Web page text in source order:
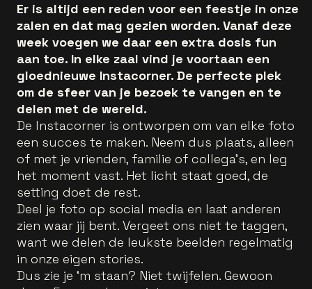
Er is altijd een reden voor een feestje in onze
zalen en dat mag gezien worden. Vanaf deze
week voegen we daar een extra dosis fun
aan toe. In elke zaal vind je voortaan een
gloednieuwe Instacorner. De perfecte plek
om de sfeer van je bezoek te vangen en te
delen met de wereld.
De Instacorner is ontworpen om van elke foto
een succes te maken. Neem dus plaats, alleen
of met je vrienden, familie of collega’s, en leg
het moment vast. Het licht staat goed, de
setting doet de rest.
Deel je foto op social media en laat anderen
zien waar jij bent. Vergeet ons niet te taggen,
want we delen de leukste beelden regelmatig
in onze eigen stories.
Dus zie je ‘m staan? Niet twijfelen. Gewoon